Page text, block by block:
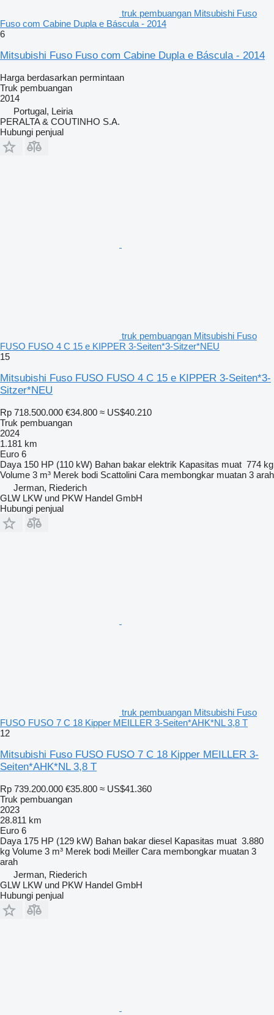
truk pembuangan Mitsubishi Fuso
Fuso com Cabine Dupla e Báscula - 2014
6
Mitsubishi Fuso Fuso com Cabine Dupla e Báscula - 2014
Harga berdasarkan permintaan
Truk pembuangan
2014
Portugal, Leiria
PERALTA & COUTINHO S.A.
Hubungi penjual
truk pembuangan Mitsubishi Fuso
FUSO FUSO 4 C 15 e KIPPER 3-Seiten*3-Sitzer*NEU
15
Mitsubishi Fuso FUSO FUSO 4 C 15 e KIPPER 3-Seiten*3-
Sitzer*NEU
Rp 718.500.000 €34.800 ≈ US$40.210
Truk pembuangan
2024
1.181 km
Euro 6
Daya 150 HP (110 kW) Bahan bakar elektrik Kapasitas muat 774 kg
Volume 3 m³ Merek bodi Scattolini Cara membongkar muatan 3 arah
Jerman, Riederich
GLW LKW und PKW Handel GmbH
Hubungi penjual
truk pembuangan Mitsubishi Fuso
FUSO FUSO 7 C 18 Kipper MEILLER 3-Seiten*AHK*NL 3,8 T
12
Mitsubishi Fuso FUSO FUSO 7 C 18 Kipper MEILLER 3-
Seiten*AHK*NL 3,8 T
Rp 739.200.000 €35.800 ≈ US$41.360
Truk pembuangan
2023
28.811 km
Euro 6
Daya 175 HP (129 kW) Bahan bakar diesel Kapasitas muat 3.880
kg Volume 3 m³ Merek bodi Meiller Cara membongkar muatan 3
arah
Jerman, Riederich
GLW LKW und PKW Handel GmbH
Hubungi penjual